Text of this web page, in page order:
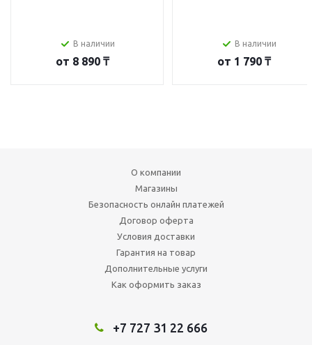
В наличии
от 8 890 ₸
В наличии
от 1 790 ₸
О компании
Магазины
Безопасность онлайн платежей
Договор оферта
Условия доставки
Гарантия на товар
Дополнительные услуги
Как оформить заказ
+7 727 31 22 666